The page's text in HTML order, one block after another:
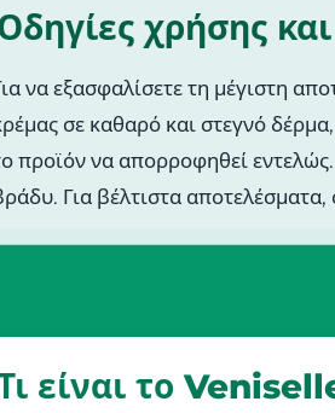
χρήσης
να εξασφαλίσετε τη μέγιστη
σε καθαρό και στεγνό
προϊόν να απορροφηθεί
Για βέλτιστα
είναι το